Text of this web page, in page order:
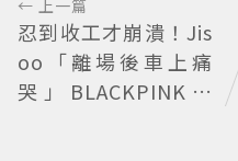
← 上一篇
忍到收工才崩潰！Jis
oo「離場後車上痛
哭」BLACKPINK歡